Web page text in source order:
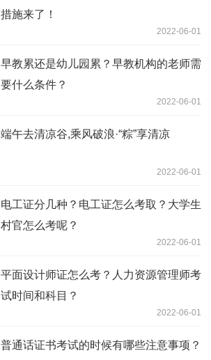
措施来了！
2022-06-01
早教累还是幼儿园累？早教机构的老师需
要什么条件？
2022-06-01
端午去清凉谷,乘风破浪·“粽”享清凉
2022-06-01
电工证分几种？电工证怎么考取？大学生
村官怎么考呢？
2022-06-01
平面设计师证怎么考？人力资源管理师考
试时间和科目？
2022-06-01
普通话证书考试的时候有哪些注意事项？